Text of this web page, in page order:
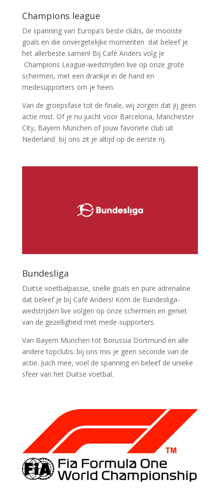
Champions league
De spanning van Europa’s beste clubs, de mooiste
goals en die onvergetelijke momenten dat beleef je
het allerbeste samen! Bij Café Anders volg je
Champions League‑wedstrijden live op onze grote
schermen, met een drankje in de hand en
medesupporters om je heen.
Van de groepsfase tot de finale, wij zorgen dat jij geen
actie mist. Of je nu juicht voor Barcelona, Manchester
City, Bayern München of jouw favoriete club uit
Nederland bij ons zit je altijd op de eerste rij.
Bundesliga
Duitse voetbalpassie, snelle goals en pure adrenaline
dat beleef je bij Café Anders! Kom de Bundesliga-
wedstrijden live volgen op onze schermen en geniet
van de gezelligheid met mede-supporters.
Van Bayern München tot Borussia Dortmund en alle
andere topclubs: bij ons mis je geen seconde van de
actie. Juich mee, voel de spanning en beleef de unieke
sfeer van het Duitse voetbal.